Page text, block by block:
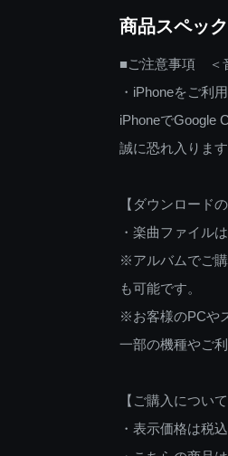
商品スペック
■ご注意事項 ＜
・iPhoneをご利
iPhoneでGoogle
誠に恐れ入りま
【ダウンロード
・楽曲ファイル
※アルバムでご購
も可能です。
※お客様のPCや
一部の機種やご
【ご購入について
・表示価格は税